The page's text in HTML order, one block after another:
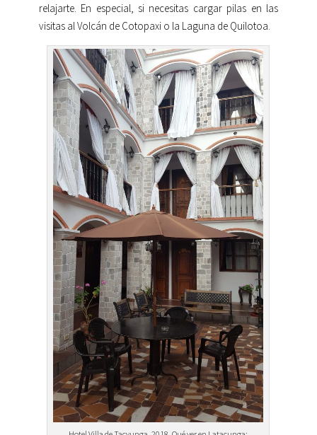
relajarte. En especial, si necesitas cargar pilas en las
visitas al Volcán de Cotopaxi o la Laguna de Quilotoa.